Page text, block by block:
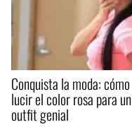
Conquista la moda: cómo
lucir el color rosa para un
outfit genial